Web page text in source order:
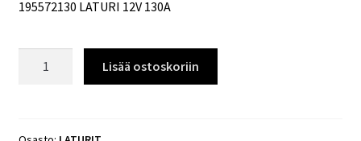
195572130 LATURI 12V 130A
Lisää ostoskoriin